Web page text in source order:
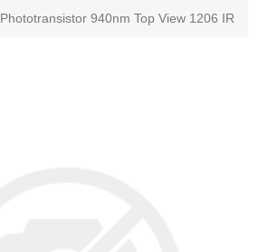
Phototransistor 940nm Top View 1206 IR